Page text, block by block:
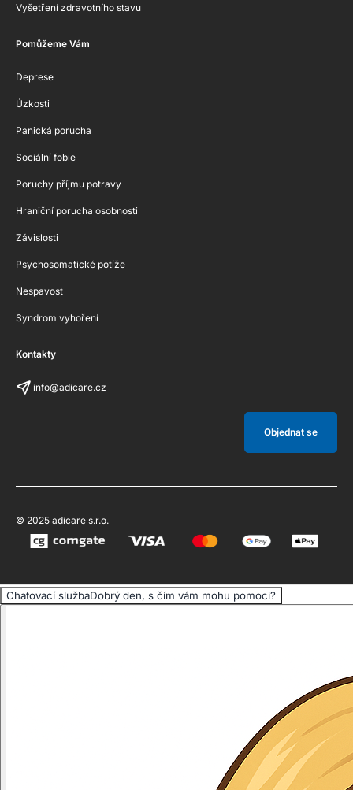
Vyšetření zdravotního stavu
Pomůžeme Vám
Deprese
Úzkosti
Panická porucha
Sociální fobie
Poruchy příjmu potravy
Hraniční porucha osobnosti
Závislosti
Psychosomatické potíže
Nespavost
Syndrom vyhoření
Kontakty
info@adicare.cz
Objednat se
© 2025 adicare s.r.o.